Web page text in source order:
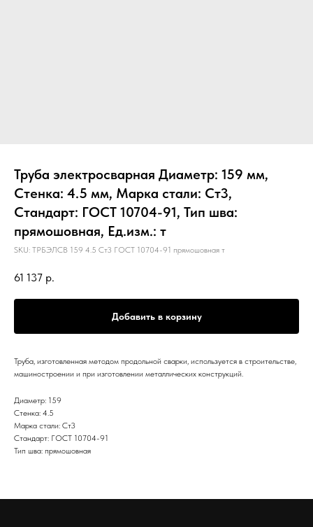
Труба электросварная Диаметр: 159 мм,
Стенка: 4.5 мм, Марка стали: Ст3,
Стандарт: ГОСТ 10704-91, Тип шва:
прямошовная, Ед.изм.: т
SKU: ТРБЭЛСВ 159 4.5 Ст3 ГОСТ 10704-91 прямошовная т
61 137 р.
Добавить в корзину
Труба, изготовленная методом продольной сварки, используется в строительстве,
машиностроении и при изготовлении металлических конструкций.
Диаметр: 159
Стенка: 4.5
Марка стали: Ст3
Стандарт: ГОСТ 10704-91
Тип шва: прямошовная